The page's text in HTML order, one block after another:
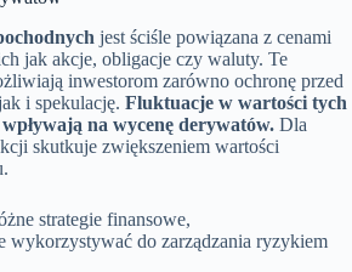
jest ściśle powiązana z cenami
jak akcje, obligacje czy waluty. Te
inwestorom zarówno ochronę przed
i spekulację. Fluktuacje w wartości tych
na wycenę derywatów. Dla
skutkuje zwiększeniem wartości
strategie finansowe,
wykorzystywać do zarządzania ryzykiem